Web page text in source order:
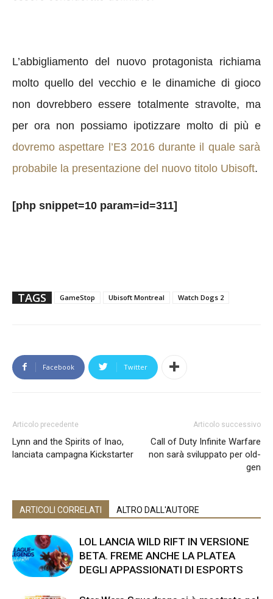
L’abbigliamento del nuovo protagonista richiama
molto quello del vecchio e le dinamiche di gioco
non dovrebbero essere totalmente stravolte, ma
per ora non possiamo ipotizzare molto di più e
dovremo aspettare l’E3 2016 durante il quale sarà
probabile la presentazione del nuovo titolo Ubisoft.
[php snippet=10 param=id=311]
TAGS GameStop Ubisoft Montreal Watch Dogs 2
Facebook Twitter
Articolo precedente
Lynn and the Spirits of Inao,
lanciata campagna Kickstarter
Articolo successivo
Call of Duty Infinite Warfare
non sarà sviluppato per old-
gen
ARTICOLI CORRELATI ALTRO DALL'AUTORE
LOL LANCIA WILD RIFT IN VERSIONE
BETA. FREME ANCHE LA PLATEA
DEGLI APPASSIONATI DI ESPORTS